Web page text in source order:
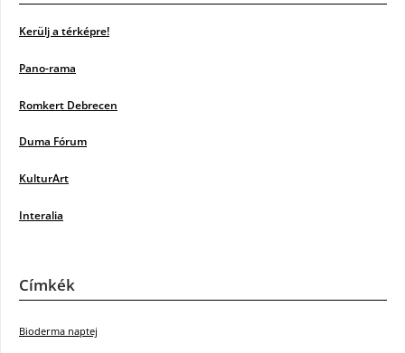
Kerülj a térképre!
Pano-rama
Romkert Debrecen
Duma Fórum
KulturArt
Interalia
Címkék
Bioderma naptej